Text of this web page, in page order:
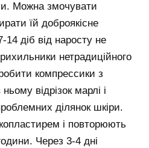
Можна змочувати
їй доброякісне
14 діб від наросту не
нетрадиційного
компрессики з
відрізок марлі і
ділянок шкіри.
і повторюють
Через 3-4 дні